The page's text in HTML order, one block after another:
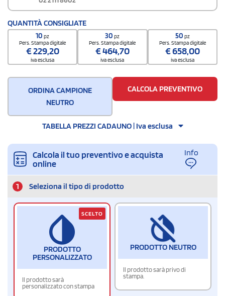
QUANTITÀ CONSIGLIATE
10pz
Pers. Stampa digitale
€229,20
iva esclusa
30pz
Pers. Stampa digitale
€464,70
iva esclusa
50 pz
Pers. Stampa digitale
€658,00
iva esclusa
ORDINA CAMPIONE
NEUTRO
CALCOLA PREVENTIVO
TABELLA PREZZI CADAUNO | Iva esclusa
Calcola il tuo preventivo e acquista
online
Info
1 Seleziona il tipo di prodotto
PRODOTTO
PERSONALIZZATO
Il prodotto sarà
personalizzato con stampa
SCELTO
PRODOTTO NEUTRO
Il prodotto sarà privo di
stampa.